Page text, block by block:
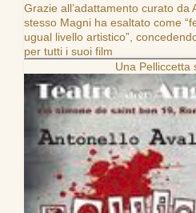
Grazie all’adattamento curato da
stesso Magni ha esaltato come
ugual livello artistico”,
per tutti i suoi film
Una Pelliccetta